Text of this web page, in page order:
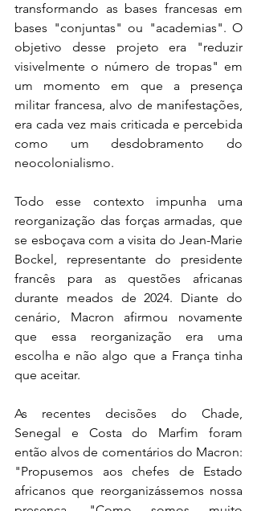
transformando as bases francesas em
bases "conjuntas" ou "academias". O
objetivo desse projeto era "reduzir
visivelmente o número de tropas" em
um momento em que a presença
militar francesa, alvo de manifestações,
era cada vez mais criticada e percebida
como um desdobramento do
neocolonialismo.
Todo esse contexto impunha uma
reorganização das forças armadas, que
se esboçava com a visita do Jean-Marie
Bockel, representante do presidente
francês para as questões africanas
durante meados de 2024. Diante do
cenário, Macron afirmou novamente
que essa reorganização era uma
escolha e não algo que a França tinha
que aceitar.
As recentes decisões do Chade,
Senegal e Costa do Marfim foram
então alvos de comentários do Macron:
"Propusemos aos chefes de Estado
africanos que reorganizássemos nossa